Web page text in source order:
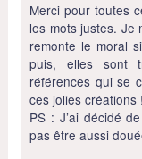
Merci pour toutes
les mots justes. Je
remonte le moral
puis, elles sont
références qui se
ces jolies créations
PS : J’ai décidé
pas être aussi